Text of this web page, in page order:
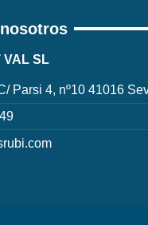
VAL SL
Parsi 4, nº10 41016